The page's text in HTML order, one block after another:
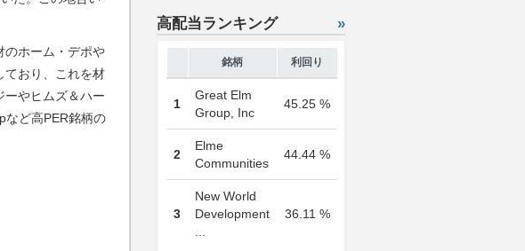
のホーム・デポや
ており、これを材
ーやヒムズ＆ハー
など高PER銘柄の
高配当ランキング »
銘柄 利回り
1
Great Elm
Group, Inc
45.25 %
2
Elme
Communities
44.44 %
3
New World
Development
36.11 %